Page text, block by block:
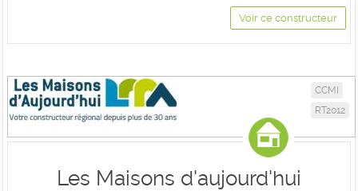
Voir ce constructeur
CCMI
RT2012
Les Maisons d'aujourd'hui